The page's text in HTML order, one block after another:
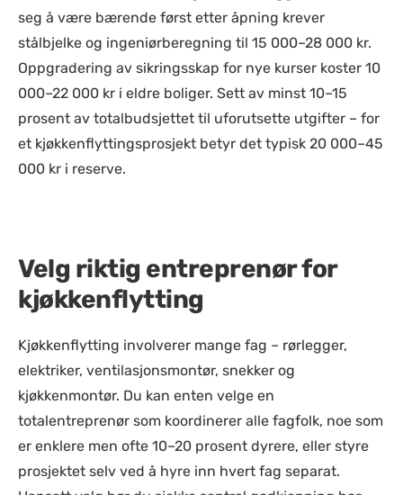
seg å være bærende først etter åpning krever
stålbjelke og ingeniørberegning til 15 000–28 000 kr.
Oppgradering av sikringsskap for nye kurser koster 10
000–22 000 kr i eldre boliger. Sett av minst 10–15
prosent av totalbudsjettet til uforutsette utgifter – for
et kjøkkenflyttingsprosjekt betyr det typisk 20 000–45
000 kr i reserve.
Velg riktig entreprenør for
kjøkkenflytting
Kjøkkenflytting involverer mange fag – rørlegger,
elektriker, ventilasjonsmontør, snekker og
kjøkkenmontør. Du kan enten velge en
totalentreprenør som koordinerer alle fagfolk, noe som
er enklere men ofte 10–20 prosent dyrere, eller styre
prosjektet selv ved å hyre inn hvert fag separat.